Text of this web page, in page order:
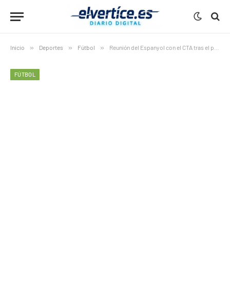
Inicio » Deportes » Fútbol » Reunión del Espanyol con el CTA tras el partido contra el Girona
FÚTBOL